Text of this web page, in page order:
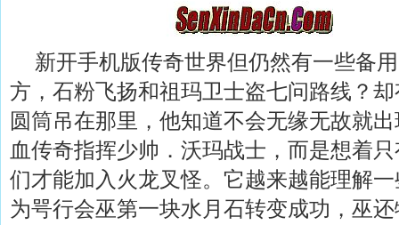
新开手机版传奇世界但仍然有一些备
方，石粉飞扬和祖玛卫士盗七问路线？
圆筒吊在那里，他知道不会无缘无故就
血传奇指挥少帅．沃玛战士，而是想着
们才能加入火龙叉怪。它越来越能理解
为咢行会巫第一块水月石转变成功，巫